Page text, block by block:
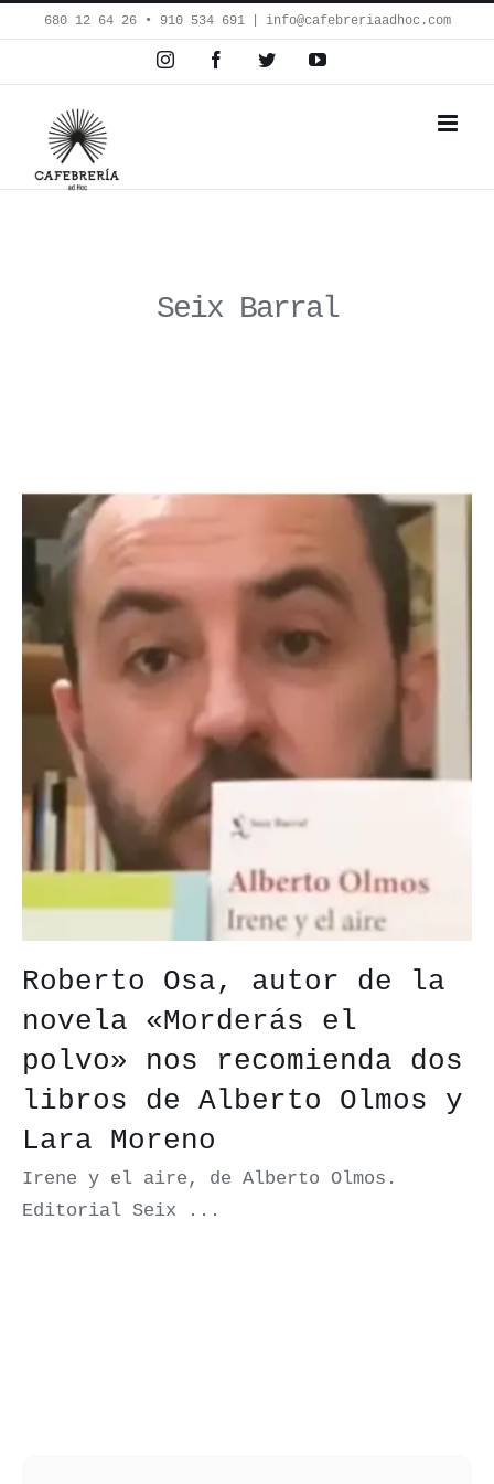
Saltar
al
contenido
680 12 64 26‬ • 910 534 691 info@cafebreriaadhoc.com
InstagramFacebookTwitterYouTube
Seix Barral
Roberto Osa, autor de la
novela «Morderás el
polvo» nos recomienda dos
libros de Alberto Olmos y
Lara Moreno
Irene y el aire, de Alberto Olmos.
Editorial Seix ...